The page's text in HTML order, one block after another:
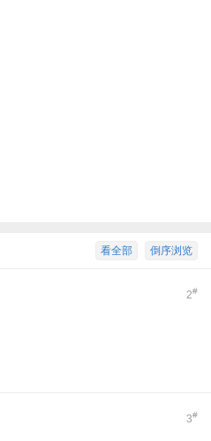
倒序浏览
看全部
2#
3#